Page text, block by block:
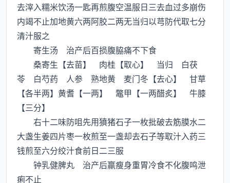
去滓入糯米饮汤一匙再煎腹空温服日三去血过多崩伤
内竭不止加地黄六两阿胶二两无当归以芎防代取七分
清汁服之
寄生汤 治产后百损腹脇痛不下食
桑寄生【去苗】 肉桂【取心】 当归 白茯
苓 白芍药 人参 熟地黄 麦门冬【去心】 甘草
【各半两】黄耆【一两】 鼈甲【一两醋炙】 牛膝
【三分】
右十二味防咀先用獖猪石子一枚批破去筋膜水二
大盏生姜四片枣一枚煎至一盏却去石子等取汁入药三
钱煎至六分绞汁食前日二三服
钟乳健脾丸 治产后羸瘦身重胃冷食不化腹鸣泄
痢不止